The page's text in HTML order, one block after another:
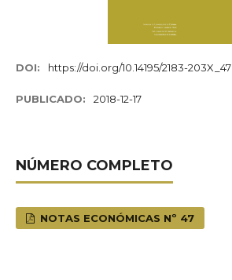
DOI: https://doi.org/10.14195/2183-203X_47
PUBLICADO: 2018-12-17
NÚMERO COMPLETO
NOTAS ECONÓMICAS Nº 47